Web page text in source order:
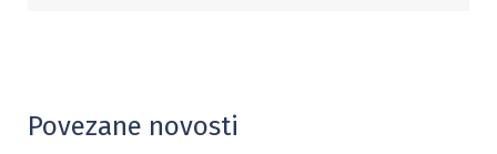
Povezane novosti